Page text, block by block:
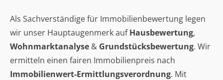
Als Sachverständige für Immobilienbewertung legen
wir unser Hauptaugenmerk aufHausbewertung,
Wohnmarktanalyse & Grundstücksbewertung. Wir
ermitteln einen fairen Immobilienpreis nach
Immobilienwert-Ermittlungsverordnung. Mit